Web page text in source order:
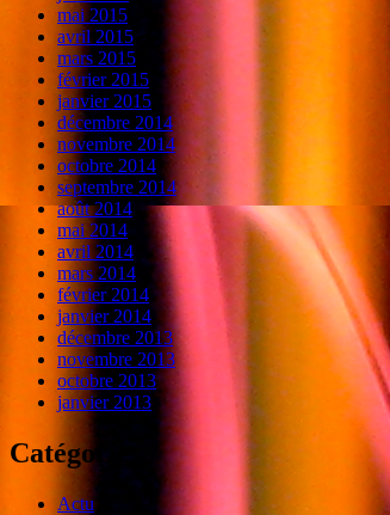
mai 2015
avril 2015
mars 2015
février 2015
janvier 2015
décembre 2014
novembre 2014
octobre 2014
septembre 2014
août 2014
mai 2014
avril 2014
mars 2014
février 2014
janvier 2014
décembre 2013
novembre 2013
octobre 2013
janvier 2013
Catégories
Actu